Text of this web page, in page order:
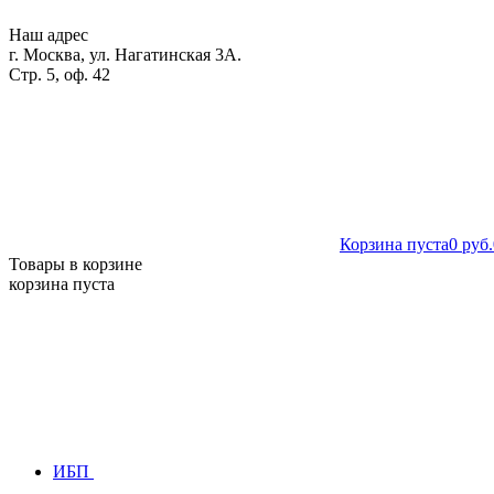
Наш адрес
г. Москва, ул. Нагатинская 3А.
Стр. 5, оф. 42
Корзина пуста0 руб.
Товары в корзине
корзина пуста
ИБП